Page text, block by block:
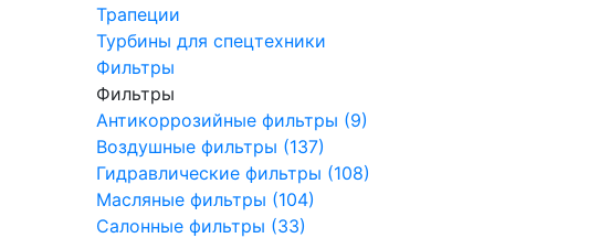
Трапеции
Турбины для спецтехники
Фильтры
Фильтры
Антикоррозийные фильтры (9)
Воздушные фильтры (137)
Гидравлические фильтры (108)
Масляные фильтры (104)
Салонные фильтры (33)